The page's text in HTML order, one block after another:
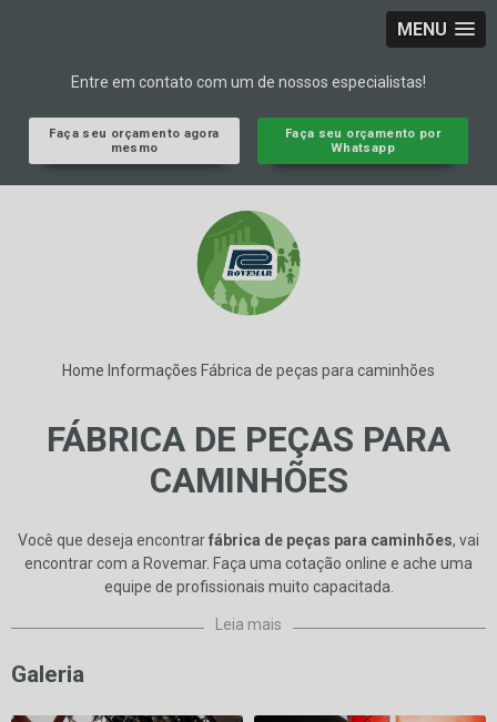
MENU
Entre em contato com um de nossos especialistas!
Faça seu orçamento agora
mesmo
Faça seu orçamento por
Whatsapp
Home Informações Fábrica de peças para caminhões
FÁBRICA DE PEÇAS PARA
CAMINHÕES
Você que deseja encontrarfábrica de peças para caminhões, vai
encontrar com a Rovemar. Faça uma cotação online e ache uma
equipe de profissionais muito capacitada.
Leia mais
Galeria